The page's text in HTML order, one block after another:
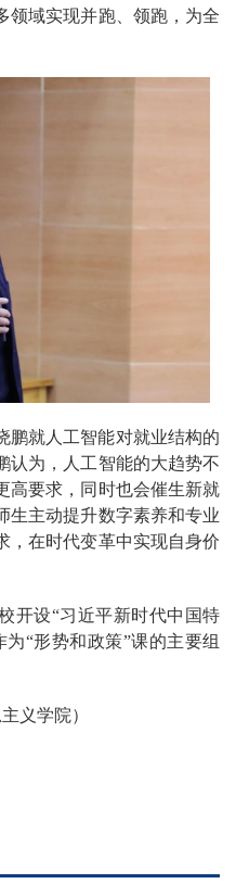
领域实现并跑、领跑，为全
鹏就人工智能对就业结构的
认为，人工智能的大趋势不
高要求，同时也会催生新就
生主动提升数字素养和专业
，在时代变革中实现自身价
开设“习近平新时代中国特
“形势和政策”课的主要组
义学院）